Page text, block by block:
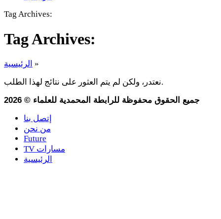
Tag Archives:
Tag Archives:
الرئيسية »
نعتدر، ولكن لم يتم العثور على نتائج لهذا الطلب.
2026 © جميع الحقوق محفوظة للرابطة المحمدية للعلماء
إتصل بنا
من نحن
Future
TV مسارات
الرئيسية